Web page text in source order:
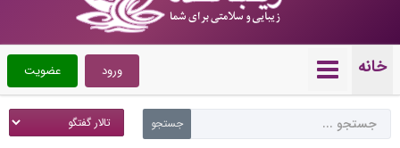
خانه عضویت ورود